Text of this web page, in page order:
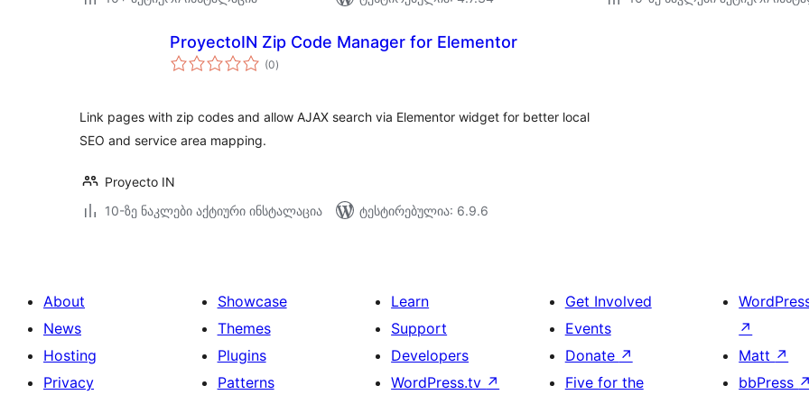
ProyectoIN Zip Code Manager for Elementor
(0საერთო
რეიტინგი
)
Link pages with zip codes and allow AJAX search via Elementor widget for better local
SEO and service area mapping.
Proyecto IN
10-ზე ნაკლები აქტიური ინსტალაცია
ტესტირებულია: 6.9.6
About
News
Hosting
Privacy
Showcase
Themes
Plugins
Patterns
Learn
Support
Developers
WordPress.tv ↗
Get Involved
Events
Donate ↗
Five for the
↗
Matt ↗
bbPress ↗